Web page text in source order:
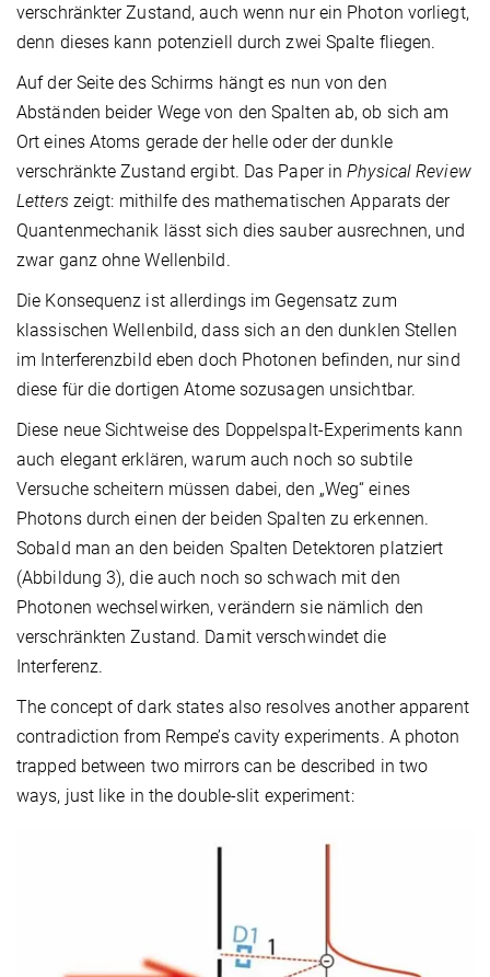
verschränkter Zustand, auch wenn nur ein Photon vorliegt,
denn dieses kann potenziell durch zwei Spalte fliegen.
Auf der Seite des Schirms hängt es nun von den
Abständen beider Wege von den Spalten ab, ob sich am
Ort eines Atoms gerade der helle oder der dunkle
verschränkte Zustand ergibt. Das Paper inPhysical Review
Letters zeigt: mithilfe des mathematischen Apparats der
Quantenmechanik lässt sich dies sauber ausrechnen, und
zwar ganz ohne Wellenbild.
Die Konsequenz ist allerdings im Gegensatz zum
klassischen Wellenbild, dass sich an den dunklen Stellen
im Interferenzbild eben doch Photonen befinden, nur sind
diese für die dortigen Atome sozusagen unsichtbar.
Diese neue Sichtweise des Doppelspalt-Experiments kann
auch elegant erklären, warum auch noch so subtile
Versuche scheitern müssen dabei, den „Weg“ eines
Photons durch einen der beiden Spalten zu erkennen.
Sobald man an den beiden Spalten Detektoren platziert
(Abbildung 3), die auch noch so schwach mit den
Photonen wechselwirken, verändern sie nämlich den
verschränkten Zustand. Damit verschwindet die
Interferenz.
The concept of dark states also resolves another apparent
contradiction from Rempe’s cavity experiments. A photon
trapped between two mirrors can be described in two
ways, just like in the double-slit experiment: